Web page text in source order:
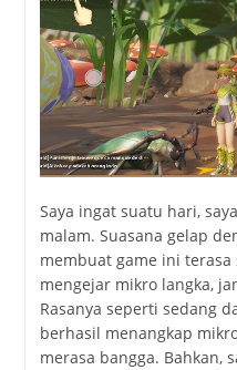
Saya ingat suatu hari,
malam. Suasana gelap
membuat game ini
mengejar mikro langka,
Rasanya seperti sedang
berhasil menangkap
merasa bangga. Bahkan,